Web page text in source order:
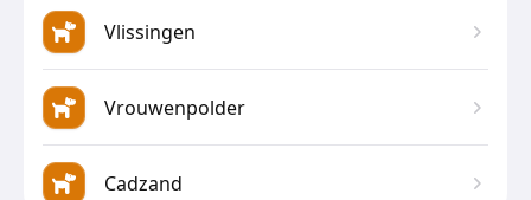
Vlissingen
Vrouwenpolder
Cadzand